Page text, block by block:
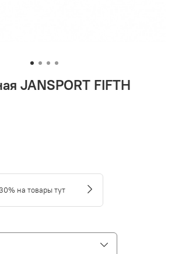
JANSPORT FIFTH
на товары тут